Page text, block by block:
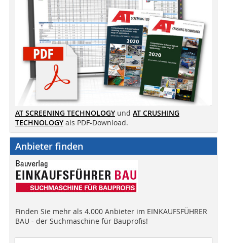
AT SCREENING TECHNOLOGY und AT CRUSHING
TECHNOLOGY als PDF-Download.
Anbieter finden
Finden Sie mehr als 4.000 Anbieter im EINKAUFSFÜHRER
BAU - der Suchmaschine für Bauprofis!